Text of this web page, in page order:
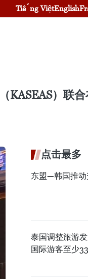
Tiếng ViệtEnglish
KASEAS）联
点击最多
东盟—韩国推动
泰国调整旅游
国际游客至少